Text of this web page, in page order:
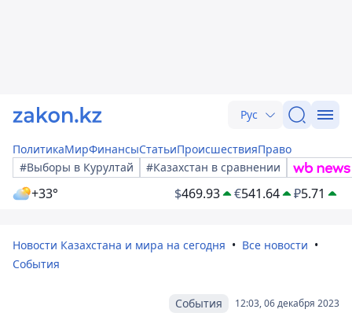
Рус
ПолитикаМирФинансыСтатьиПроисшествияПраво
#Выборы в Курултай
#Казахстан в сравнении
+33° $469.93 €541.64 ₽5.71
Новости Казахстана и мира на сегодня
Все новости
События
12:03, 06 декабря 2023
События